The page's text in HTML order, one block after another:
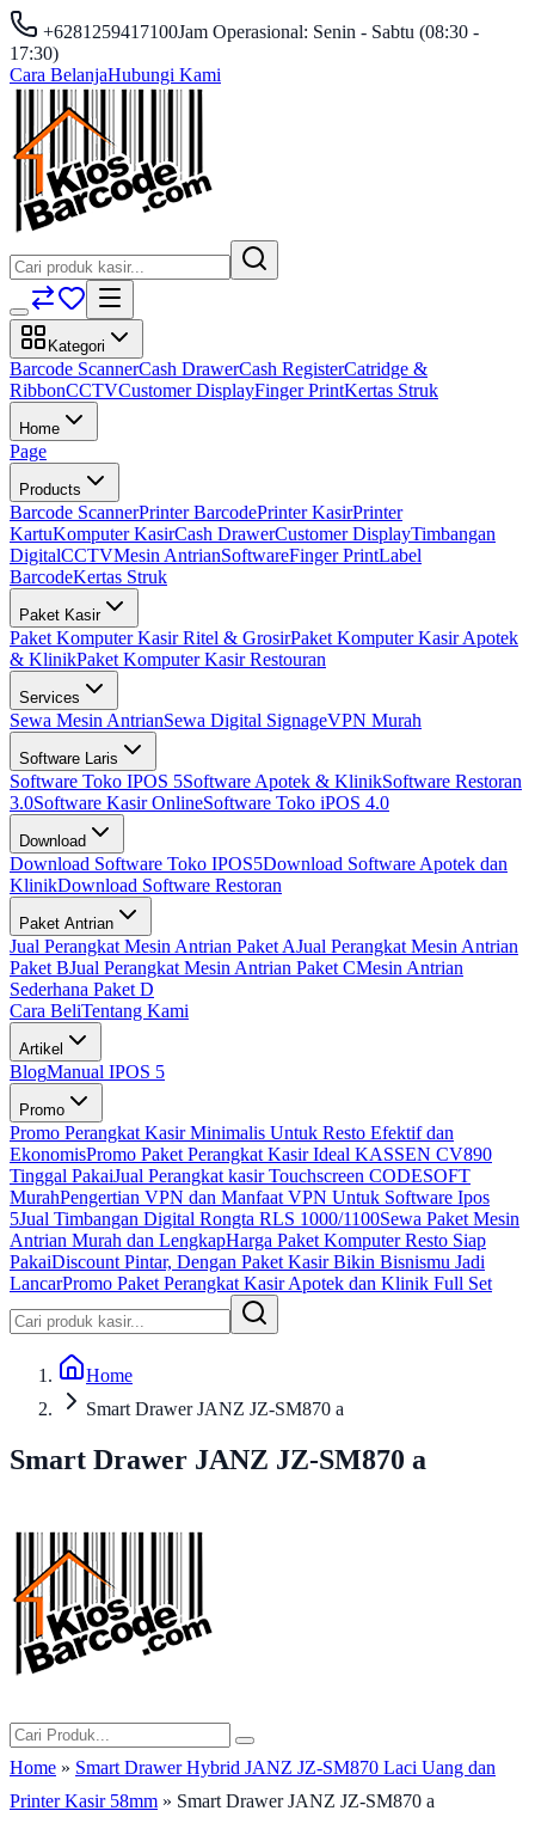
+6281259417100Jam Operasional: Senin - Sabtu (08:30 -
17:30)
Cara BelanjaHubungi Kami
Kategori
Barcode ScannerCash DrawerCash RegisterCatridge &
RibbonCCTVCustomer DisplayFinger PrintKertas Struk
Home
Page
Products
Barcode ScannerPrinter BarcodePrinter KasirPrinter
KartuKomputer KasirCash DrawerCustomer DisplayTimbangan
DigitalCCTVMesin AntrianSoftwareFinger PrintLabel
BarcodeKertas Struk
Paket Kasir
Paket Komputer Kasir Ritel & GrosirPaket Komputer Kasir Apotek
& KlinikPaket Komputer Kasir Restouran
Services
Sewa Mesin AntrianSewa Digital SignageVPN Murah
Software Laris
Software Toko IPOS 5Software Apotek & KlinikSoftware Restoran
3.0Software Kasir OnlineSoftware Toko iPOS 4.0
Download
Download Software Toko IPOS5Download Software Apotek dan
KlinikDownload Software Restoran
Paket Antrian
Jual Perangkat Mesin Antrian Paket AJual Perangkat Mesin Antrian
Paket BJual Perangkat Mesin Antrian Paket CMesin Antrian
Sederhana Paket D
Cara BeliTentang Kami
Artikel
BlogManual IPOS 5
Promo
Promo Perangkat Kasir Minimalis Untuk Resto Efektif dan
EkonomisPromo Paket Perangkat Kasir Ideal KASSEN CV890
Tinggal PakaiJual Perangkat kasir Touchscreen CODESOFT
MurahPengertian VPN dan Manfaat VPN Untuk Software Ipos
5Jual Timbangan Digital Rongta RLS 1000/1100Sewa Paket Mesin
Antrian Murah dan LengkapHarga Paket Komputer Resto Siap
PakaiDiscount Pintar, Dengan Paket Kasir Bikin Bisnismu Jadi
LancarPromo Paket Perangkat Kasir Apotek dan Klinik Full Set
Home
Smart Drawer JANZ JZ-SM870 a
Smart Drawer JANZ JZ-SM870 a
Home » Smart Drawer Hybrid JANZ JZ-SM870 Laci Uang dan
Printer Kasir 58mm » Smart Drawer JANZ JZ-SM870 a